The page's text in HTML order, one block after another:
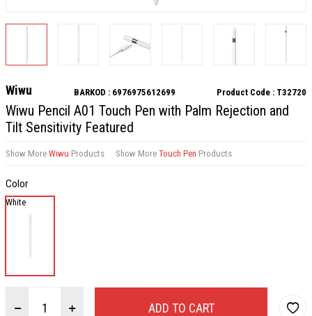
Wiwu BARKOD : 6976975612699 Product Code : T32720
Wiwu Pencil A01 Touch Pen with Palm Rejection and
Tilt Sensitivity Featured
Show More Wiwu Products Show More Touch Pen Products
Color
White
ADD TO CART